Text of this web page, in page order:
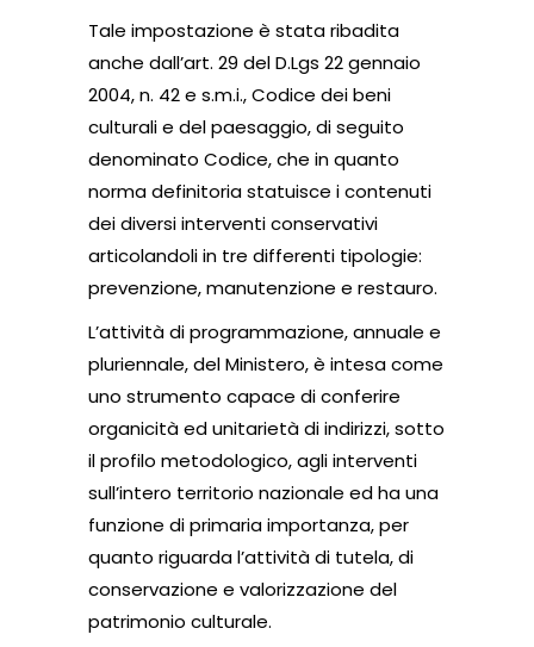
Tale impostazione è stata ribadita
anche dall’art. 29 del D.Lgs 22 gennaio
2004, n. 42 e s.m.i., Codice dei beni
culturali e del paesaggio, di seguito
denominato Codice, che in quanto
norma definitoria statuisce i contenuti
dei diversi interventi conservativi
articolandoli in tre differenti tipologie:
prevenzione, manutenzione e restauro.
L’attività di programmazione, annuale e
pluriennale, del Ministero, è intesa come
uno strumento capace di conferire
organicità ed unitarietà di indirizzi, sotto
il profilo metodologico, agli interventi
sull’intero territorio nazionale ed ha una
funzione di primaria importanza, per
quanto riguarda l’attività di tutela, di
conservazione e valorizzazione del
patrimonio culturale.